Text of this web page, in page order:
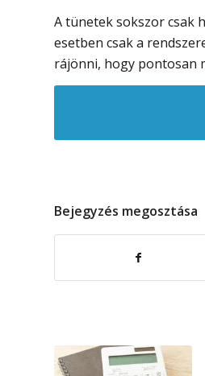
A tünetek sokszor csak
esetben csak a
rájönni, hogy pontosan
Bejegyzés megosztása